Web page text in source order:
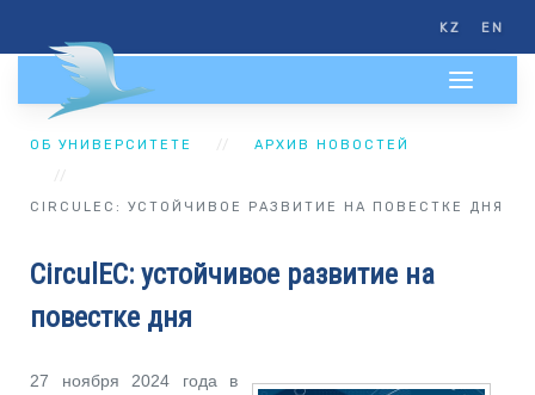
KZ EN
ОБ УНИВЕРСИТЕТЕ АРХИВ НОВОСТЕЙ
CIRCULEC: УСТОЙЧИВОЕ РАЗВИТИЕ НА ПОВЕСТКЕ ДНЯ
CirculEC: устойчивое развитие на
повестке дня
27 ноября 2024 года в